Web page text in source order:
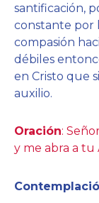
santificación,
constante por
compasión
débiles
en Cristo que
auxilio.
Oración:
y me abra a tu